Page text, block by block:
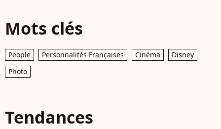
Mots clés
People Personnalités Françaises Cinéma
Disney
Photo
Tendances